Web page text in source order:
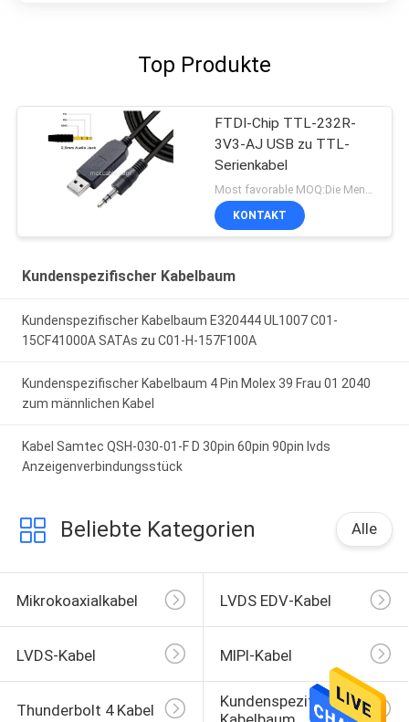
Top Produkte
FTDI-Chip TTL-232R-
3V3-AJ USB zu TTL-
Serienkabel
Most favorable MOQ:Die Menge kann verhandelbar sein (nur für die Firma, nicht für den persönlichen Gebrauch)
KONTAKT
Kundenspezifischer Kabelbaum
Kundenspezifischer Kabelbaum E320444 UL1007 C01-
15CF41000A SATAs zu C01-H-157F100A
Kundenspezifischer Kabelbaum 4 Pin Molex 39 Frau 01 2040
zum männlichen Kabel
Kabel Samtec QSH-030-01-F D 30pin 60pin 90pin lvds
Anzeigenverbindungsstück
Beliebte Kategorien Alle
Mikrokoaxialkabel LVDS EDV-Kabel
LVDS-Kabel MIPI-Kabel
Thunderbolt 4 Kabel
Kundenspezifischer